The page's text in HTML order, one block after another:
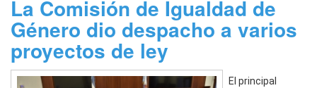
La Comisión de Igualdad de
Género dio despacho a varios
proyectos de ley
El principal